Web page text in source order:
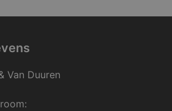
Van Duuren